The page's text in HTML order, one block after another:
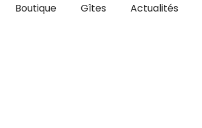
Boutique Gîtes Actualités